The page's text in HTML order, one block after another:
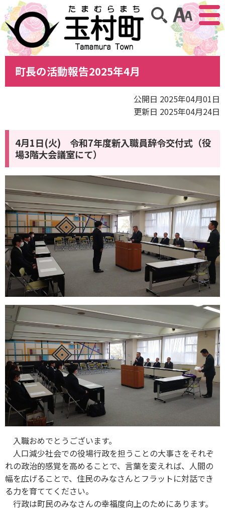
アクセ
サイト内検索
町長の活動報告2025年4月
公開日 2025年04月01日
更新日 2025年04月24日
4月1日(火) 令和7年度新入職員辞令交付式（役
場3階大会議室にて）
入職おめでとうございます。
人口減少社会での役場行政を担うことの大事さをそれぞ
れの政治的感覚を高めることで、言葉を変えれば、人間の
幅を広げることで、住民のみなさんとフラットに対話でき
る力を育ててください。
行政は町民のみなさんの幸福度向上のためにあります。